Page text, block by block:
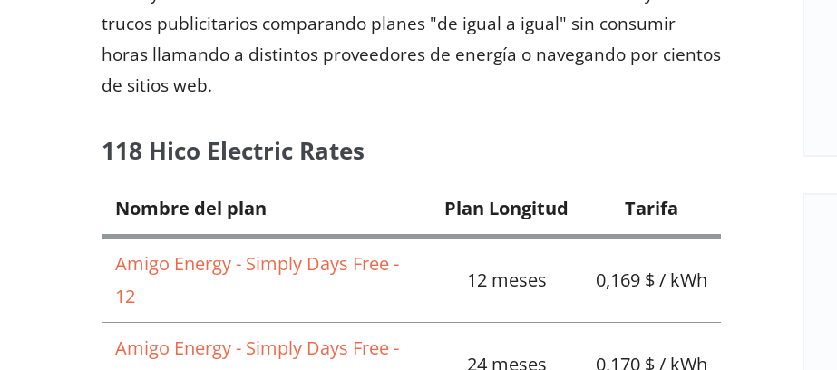
trucos publicitarios comparando planes "de igual a igual" sin consumir
horas llamando a distintos proveedores de energía o navegando por cientos
de sitios web.
118 Hico Electric Rates
Nombre del plan Plan Longitud Tarifa
Amigo Energy - Simply Days Free -
12
12 meses 0,169 $ / kWh
Amigo Energy - Simply Days Free -
24 meses 0,170 $ / kWh